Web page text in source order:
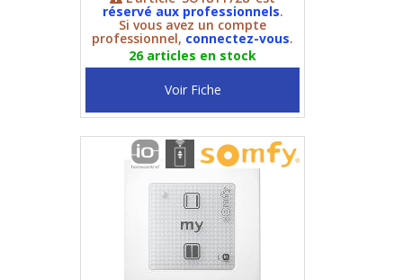
réservé aux professionnels.
Si vous avez un compte
professionnel, connectez-vous.
26 articles en stock
Voir Fiche